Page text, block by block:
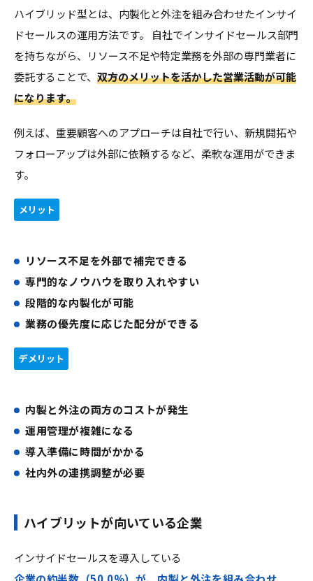
ハイブリッド型とは、内製化と外注を組み合わせたインサイ
ドセールスの運用方法です。 自社でインサイドセールス部門
を持ちながら、リソース不足や特定業務を外部の専門業者に
委託することで、 双方のメリットを活かした営業活動が可能
になります。
例えば、重要顧客へのアプローチは自社で行い、新規開拓や
フォローアップは外部に依頼するなど、柔軟な運用ができま
す。
メリット
リソース不足を外部で補完できる
専門的なノウハウを取り入れやすい
段階的な内製化が可能
業務の優先度に応じた配分ができる
デメリット
内製と外注の両方のコストが発生
運用管理が複雑になる
導入準備に時間がかかる
社内外の連携調整が必要
ハイブリットが向いている企業
インサイドセールスを導入している